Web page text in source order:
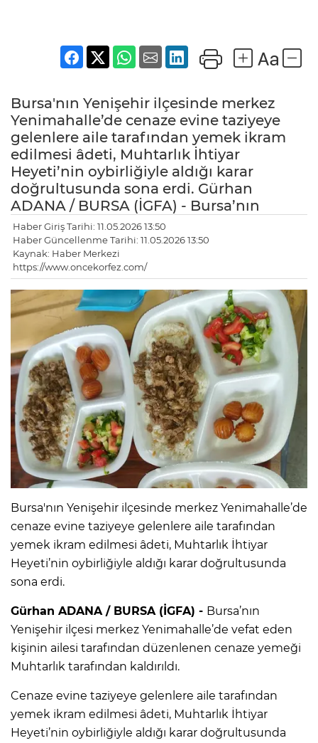
Bursa'nın Yenişehir ilçesinde merkez
Yenimahalle’de cenaze evine taziyeye
gelenlere aile tarafından yemek ikram
edilmesi âdeti, Muhtarlık İhtiyar
Heyeti’nin oybirliğiyle aldığı karar
doğrultusunda sona erdi. Gürhan
ADANA / BURSA (İGFA) - Bursa’nın
Haber Giriş Tarihi: 11.05.2026 13:50
Haber Güncellenme Tarihi: 11.05.2026 13:50
Kaynak: Haber Merkezi
https://www.oncekorfez.com/
Bursa'nın Yenişehir ilçesinde merkez Yenimahalle’de
cenaze evine taziyeye gelenlere aile tarafından
yemek ikram edilmesi âdeti, Muhtarlık İhtiyar
Heyeti’nin oybirliğiyle aldığı karar doğrultusunda
sona erdi.
Gürhan ADANA / BURSA (İGFA) - Bursa’nın
Yenişehir ilçesi merkez Yenimahalle’de vefat eden
kişinin ailesi tarafından düzenlenen cenaze yemeği
Muhtarlık tarafından kaldırıldı.
Cenaze evine taziyeye gelenlere aile tarafından
yemek ikram edilmesi âdeti, Muhtarlık İhtiyar
Heyeti’nin oybirliğiyle aldığı karar doğrultusunda